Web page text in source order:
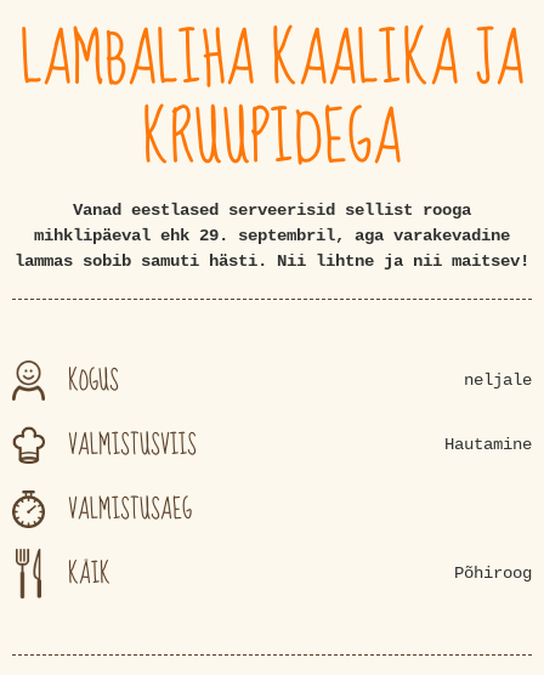
LAMBALIHA KAALIKA JA
KRUUPIDEGA
Vanad eestlased serveerisid sellist rooga
mihklipäeval ehk 29. septembril, aga varakevadine
lammas sobib samuti hästi. Nii lihtne ja nii maitsev!
KOGUS neljale
VALMISTUSVIIS Hautamine
VALMISTUSAEG
KÄIK
Põhiroog